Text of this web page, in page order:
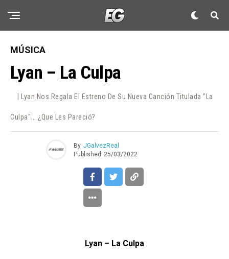
MÚSICA
Lyan – La Culpa
| Lyan Nos Regala El Estreno De Su Nueva Canción Titulada "La
Culpa"... ¿Que Les Pareció?
By JGalvezReal
Published 25/03/2022
Lyan – La Culpa